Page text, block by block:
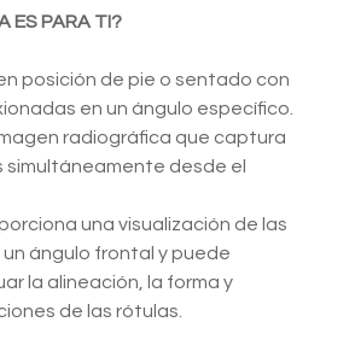
ES PARA TI?
posición de pie o sentado con
en un ángulo específico.
radiográfica que captura
simultáneamente desde el
una visualización de las
ángulo frontal y puede
la alineación, la forma y
de las rótulas.